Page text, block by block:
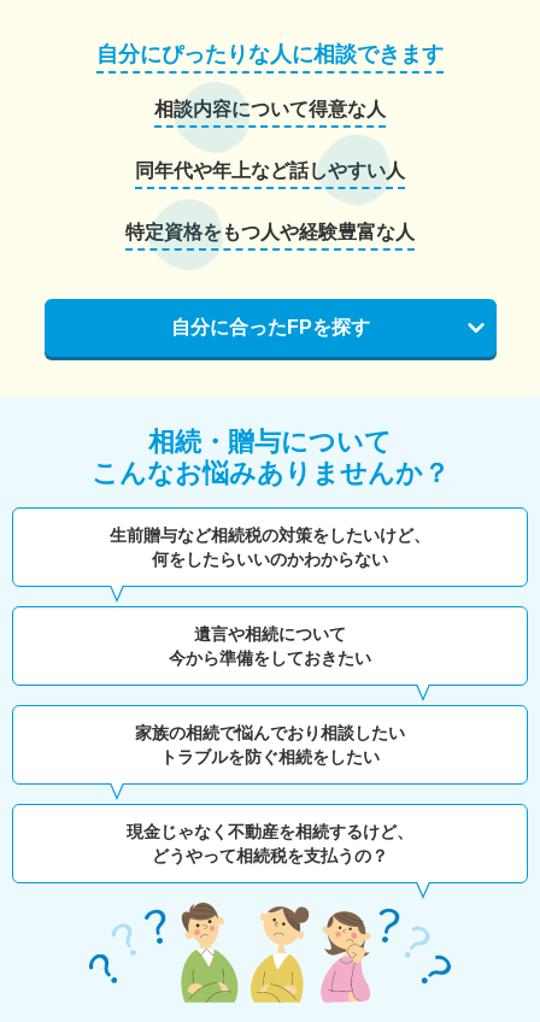
自分にぴったりな人に相談できます
相談内容について得意な人
同年代や年上など話しやすい人
特定資格をもつ人や経験豊富な人
自分に合ったFPを探す
相続・贈与について
こんなお悩みありませんか？
生前贈与など相続税の対策をしたいけど、
何をしたらいいのかわからない
遺言や相続について
今から準備をしておきたい
家族の相続で悩んでおり相談したい
トラブルを防ぐ相続をしたい
現金じゃなく不動産を相続するけど、
どうやって相続税を支払うの？